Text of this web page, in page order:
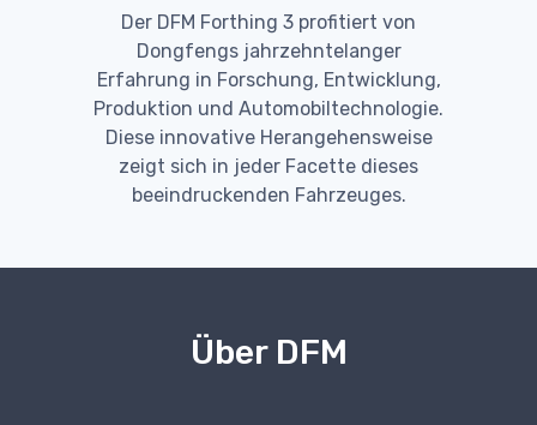
Der DFM Forthing 3 profitiert von
Dongfengs jahrzehntelanger
Erfahrung in Forschung, Entwicklung,
Produktion und Automobiltechnologie.
Diese innovative Herangehensweise
zeigt sich in jeder Facette dieses
beeindruckenden Fahrzeuges.
Über DFM